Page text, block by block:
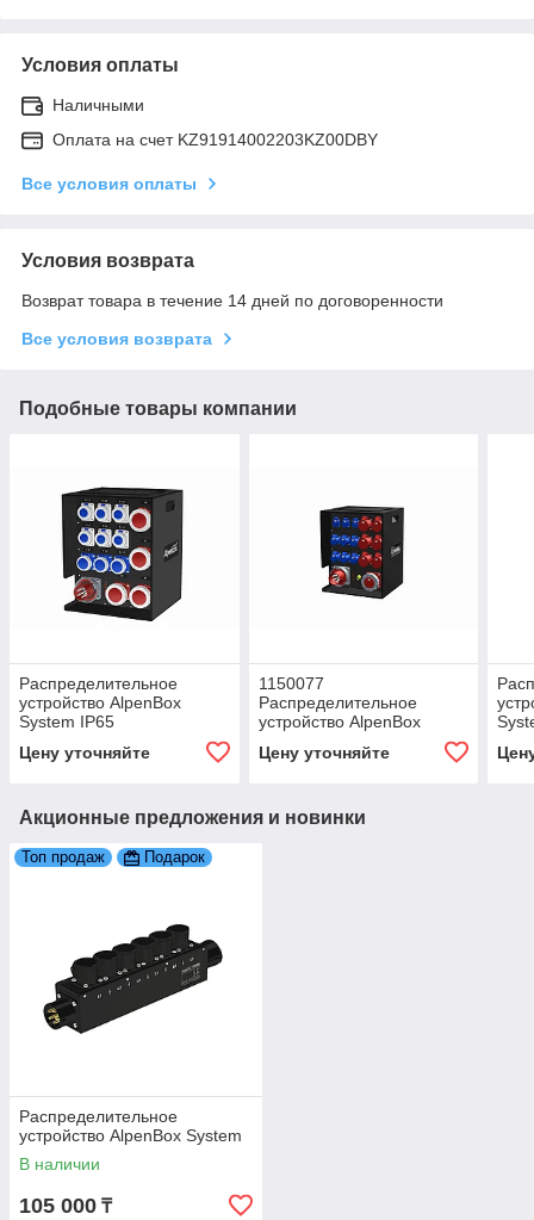
Условия оплаты
Наличными
Оплата на счет KZ91914002203KZ00DBY
Все условия оплаты
Условия возврата
Возврат товара в течение 14 дней по договоренности
Все условия возврата
Подобные товары компании
Распределительное
устройство AlpenBox
System IP65
Цену уточняйте
1150077
Распределительное
устройство AlpenBox
System с дополнительным
контактом PE
Цену уточняйте
Акционные предложения и новинки
Топ продаж Подарок
Распределительное
устройство AlpenBox System
В наличии
105 000 ₸